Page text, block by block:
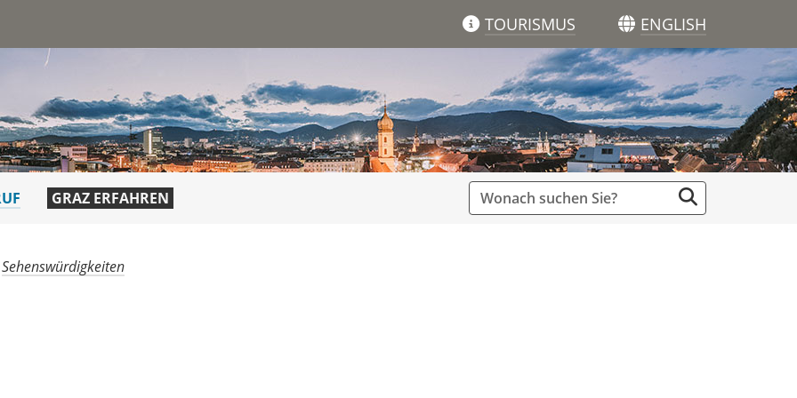
TOURISMUS ENGLISH
GRAZ ERFAHREN
Sehenswürdigkeiten